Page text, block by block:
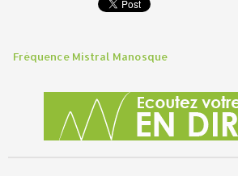
Fréquence Mistral Manosque